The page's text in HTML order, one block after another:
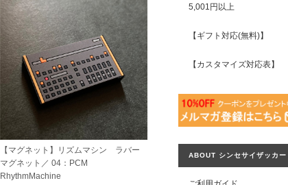
【マグネット】リズムマシン ラバー
マグネット／ 04：PCM
RhythmMachine
5,001円以上
【ギフト対応(無料)】
【カスタマイズ対応表】
ABOUT シンセサイザッカー